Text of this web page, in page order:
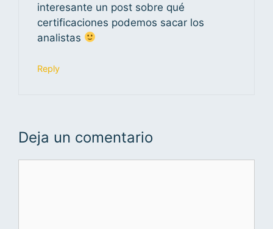
interesante un post sobre qué
certificaciones podemos sacar los
analistas
Reply
Deja un comentario